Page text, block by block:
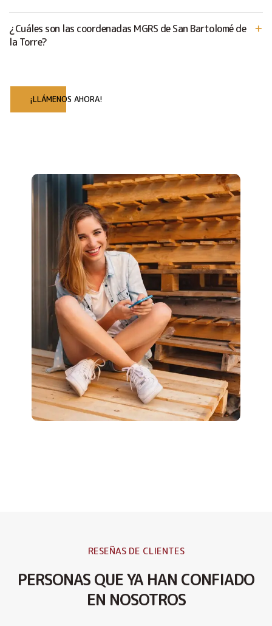
¿Cuáles son las coordenadas MGRS de San Bartolomé de
la Torre?
¡LLÁMENOS AHORA!
RESEÑAS DE CLIENTES
PERSONAS QUE YA HAN CONFIADO
EN NOSOTROS